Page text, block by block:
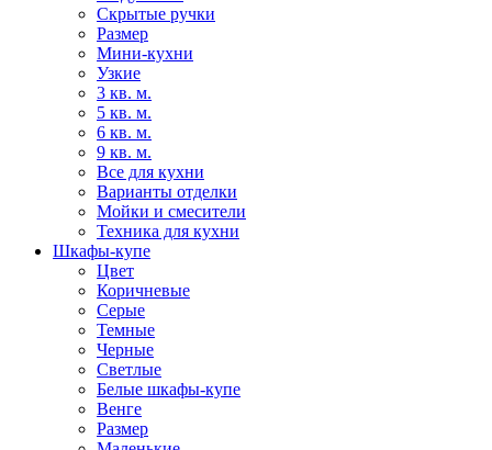
Скрытые ручки
Размер
Мини-кухни
Узкие
3 кв. м.
5 кв. м.
6 кв. м.
9 кв. м.
Все для кухни
Варианты отделки
Мойки и смесители
Техника для кухни
Шкафы-купе
Цвет
Коричневые
Серые
Темные
Черные
Светлые
Белые шкафы-купе
Венге
Размер